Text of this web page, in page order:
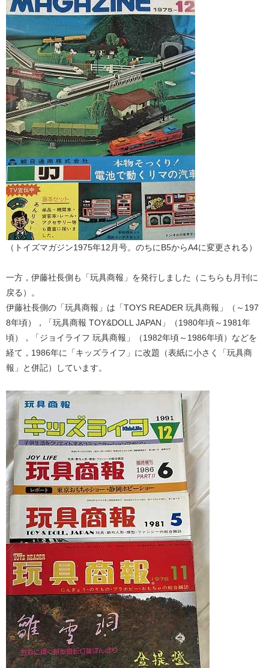
（トイズマガジン1975年12月号。のちにB5からA4に変更される）
一方，伊藤社長側も「玩具商報」を発行しました（こちらも月刊に
戻る）。
伊藤社長側の「玩具商報」は「TOYS READER 玩具商報」（～197
8年頃），「玩具商報 TOY&DOLL JAPAN」（1980年頃～1981年
頃），「ジョイライフ 玩具商報」（1982年頃～1986年頃）などを
経て，1986年に「キッズライフ」に改題（表紙に小さく「玩具商
報」と併記）しています。